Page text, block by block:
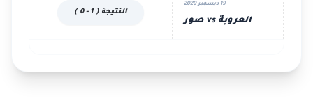
19 ديسمبر 2020
العروبة vs صور
النتيجة ( 1 - 0 )